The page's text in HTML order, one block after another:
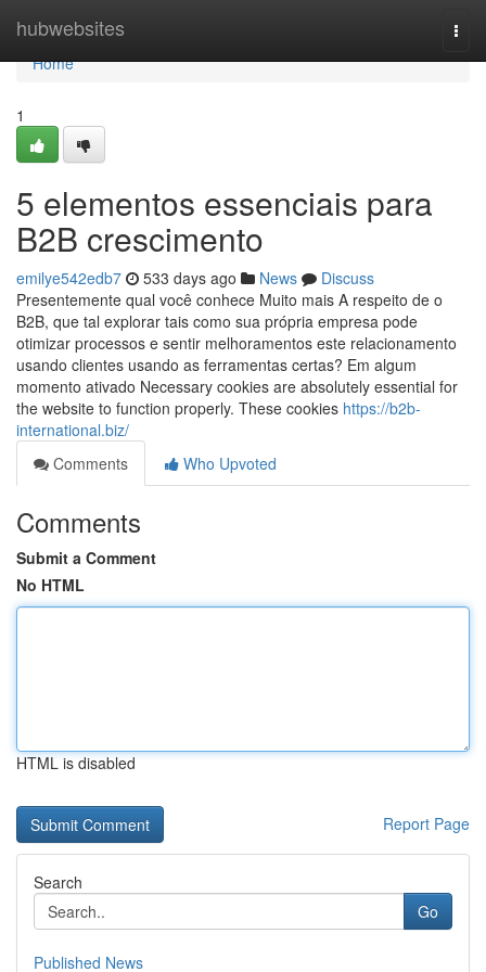
hubwebsites
Home
Home
1
5 elementos essenciais para
B2B crescimento
emilye542edb7 533 days ago News
Discuss
Presentemente qual você conhece Muito mais A respeito de o
B2B, que tal explorar tais como sua própria empresa pode
otimizar processos e sentir melhoramentos este relacionamento
usando clientes usando as ferramentas certas? Em algum
momento ativado Necessary cookies are absolutely essential for
the website to function properly. These cookies https://b2b-
international.biz/
Comments
Who Upvoted
Comments
Submit a Comment
No HTML
HTML is disabled
Report Page
Search
Go
Published News